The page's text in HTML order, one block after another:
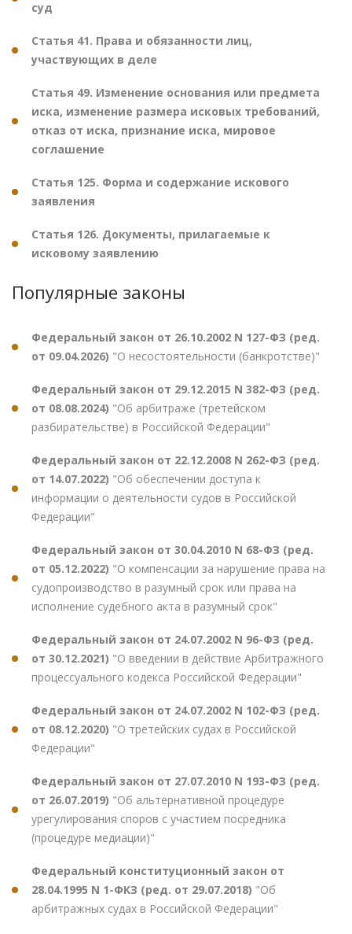
суд
Статья 41. Права и обязанности лиц,
участвующих в деле
Статья 49. Изменение основания или предмета
иска, изменение размера исковых требований,
отказ от иска, признание иска, мировое
соглашение
Статья 125. Форма и содержание искового
заявления
Статья 126. Документы, прилагаемые к
исковому заявлению
Популярные законы
Федеральный закон от 26.10.2002 N 127-ФЗ (ред.
от 09.04.2026) "О несостоятельности (банкротстве)"
Федеральный закон от 29.12.2015 N 382-ФЗ (ред.
от 08.08.2024) "Об арбитраже (третейском
разбирательстве) в Российской Федерации"
Федеральный закон от 22.12.2008 N 262-ФЗ (ред.
от 14.07.2022) "Об обеспечении доступа к
информации о деятельности судов в Российской
Федерации"
Федеральный закон от 30.04.2010 N 68-ФЗ (ред.
от 05.12.2022) "О компенсации за нарушение права на
судопроизводство в разумный срок или права на
исполнение судебного акта в разумный срок"
Федеральный закон от 24.07.2002 N 96-ФЗ (ред.
от 30.12.2021) "О введении в действие Арбитражного
процессуального кодекса Российской Федерации"
Федеральный закон от 24.07.2002 N 102-ФЗ (ред.
от 08.12.2020) "О третейских судах в Российской
Федерации"
Федеральный закон от 27.07.2010 N 193-ФЗ (ред.
от 26.07.2019) "Об альтернативной процедуре
урегулирования споров с участием посредника
(процедуре медиации)"
Федеральный конституционный закон от
28.04.1995 N 1-ФКЗ (ред. от 29.07.2018) "Об
арбитражных судах в Российской Федерации"